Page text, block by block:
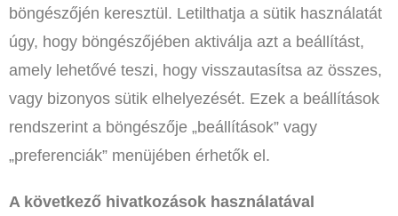
böngészőjén keresztül. Letilthatja a sütik használatát
úgy, hogy böngészőjében aktiválja azt a beállítást,
amely lehetővé teszi, hogy visszautasítsa az összes,
vagy bizonyos sütik elhelyezését. Ezek a beállítások
rendszerint a böngészője „beállítások” vagy
„preferenciák” menüjében érhetők el.
A következő hivatkozások használatával